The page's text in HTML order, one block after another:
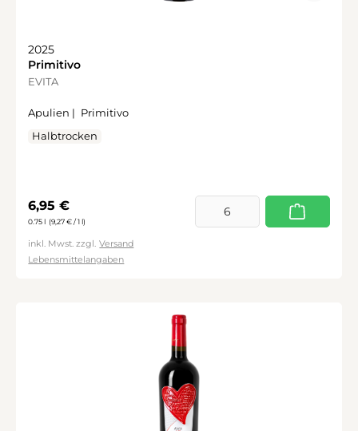
2025
Primitivo
EVITA
Apulien | Primitivo
Halbtrocken
Regulärer Preis:
6,95 €
0.75 l (9,27 € / 1 l)
inkl. Mwst. zzgl. Versand
Lebensmittelangaben